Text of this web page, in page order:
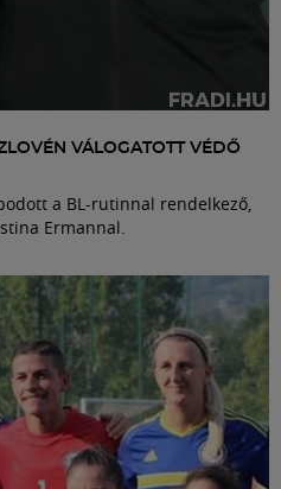
VÁLOGATOTT VÉDŐ
a BL-rutinnal rendelkező,
Ermannal.